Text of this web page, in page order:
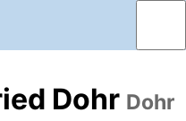
Dohr Dohr